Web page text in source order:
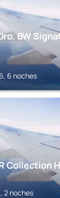
BW
6 noches
Collection
2 noches